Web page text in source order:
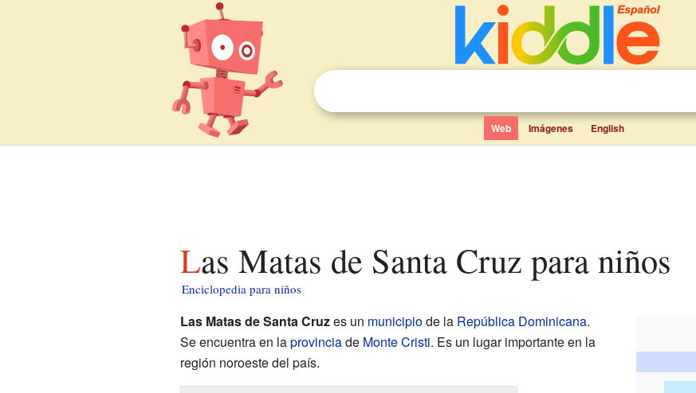
Web Imágenes English
Las Matas de Santa Cruz para niños
Enciclopedia para niños
Las Matas de Santa Cruzes un municipiode la República Dominicana.
Se encuentra en laprovinciade Monte Cristi. Es un lugar importante en la
región noroeste del país.